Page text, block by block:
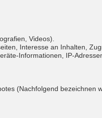
Videos).
Interesse an Inhalten,
Informationen, IP-
(Nachfolgend bezeichnen